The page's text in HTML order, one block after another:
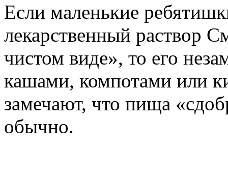
Если маленькие
лекарственный раствор
чистом виде», то его
кашами, компотами или
замечают, что пища
обычно.